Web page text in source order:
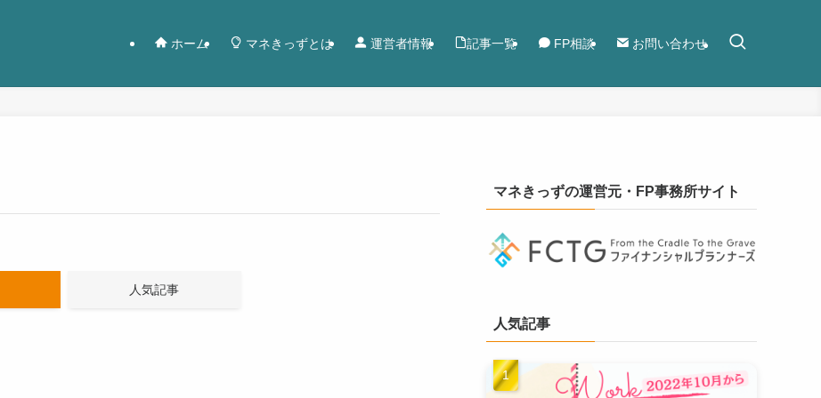
ホーム マネきっずとは 運営者情報 記事一覧 FP相談 お問い合わせ
人気記事
マネきっずの運営元・FP事務所サイト
人気記事